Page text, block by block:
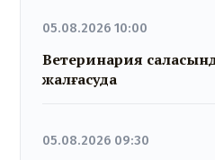
05.08.2026 10:00
Ветеринария
жалғасуда
05.08.2026 09:30